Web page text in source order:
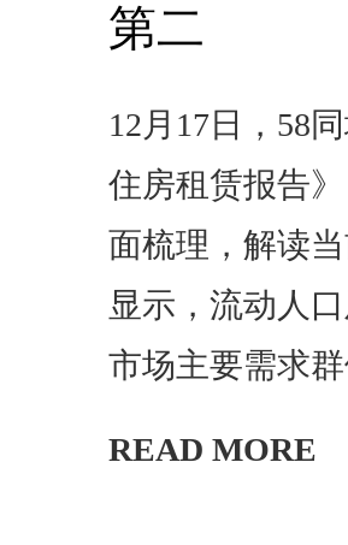
第二
12月17日，58
住房租赁报告
面梳理，解读
显示，流动人
市场主要需求
READ MORE